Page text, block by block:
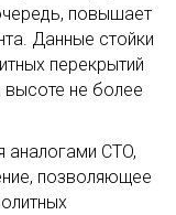
повышает
Данные стойки
перекрытий
высоте не более
аналогами CTO,
позволяющее